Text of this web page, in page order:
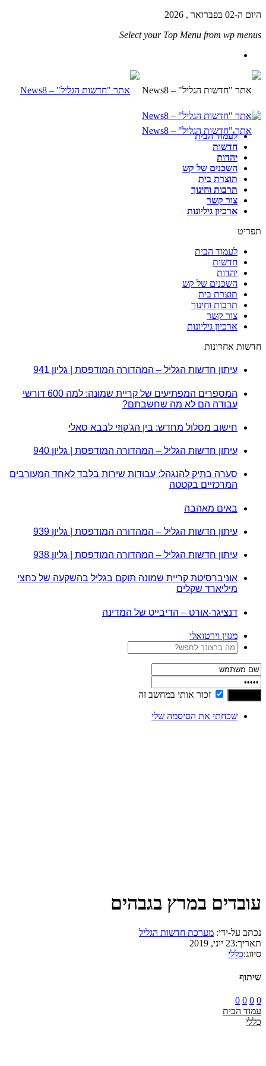
היום ה-02 בפברואר , 2026
Select your Top Menu from wp menus
לעמוד הבית
חדשות
יהדות
השכנים של קש
תוצרת בית
תרבות וחינוך
צור קשר
ארכיון גיליונות
תפריט
לעמוד הבית
חדשות
יהדות
השכנים של קש
תוצרת בית
תרבות וחינוך
צור קשר
ארכיון גיליונות
חדשות אחרונות
עיתון חדשות הגליל – המהדורה המודפסת | גליון 941
המספרים המפתיעים של קריית שמונה: למה 600 דורשי
עבודה הם לא מה שחשבתם?
חישוב מסלול מחדש: בין הג'קוזי לבבא סאלי
עיתון חדשות הגליל – המהדורה המודפסת | גליון 940
סערה בתיק להנגהל: עבודות שירות בלבד לאחד המעורבים
המרכזיים בקטטה
באים מאהבה
עיתון חדשות הגליל – המהדורה המודפסת | גליון 939
עיתון חדשות הגליל – המהדורה המודפסת | גליון 938
אוניברסיטת קריית שמונה תוקם בגליל בהשקעה של כחצי
מיליארד שקלים
דנציגר-אורט – הדיבייט של המדינה
מגזין וירטואלי
זכור אותי במחשב זה
שכחתי את הסיסמה שלי
עובדים במרץ בגבהים
נכתב על-ידי: מערכת חדשות הגליל
תאריך:23 יוני, 2019
סיווג:כללי
שיתוף
0
0
0
0
עמוד הבית
כללי